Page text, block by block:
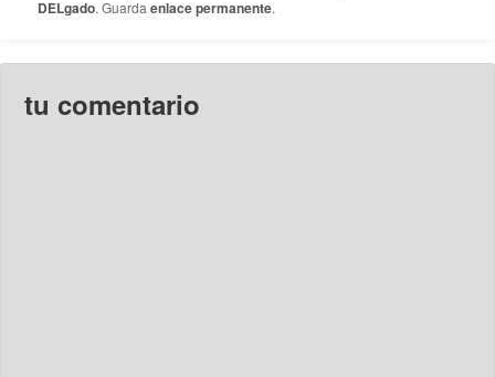
DELgado. Guardaenlace permanente.
tu comentario